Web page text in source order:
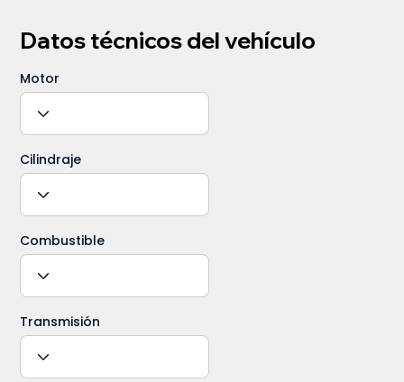
Datos técnicos del vehículo
Motor
Cilindraje
Combustible
Transmisión